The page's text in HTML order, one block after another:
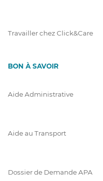
Travailler chez Click&Care
BON À SAVOIR
Aide Administrative
Aide au Transport
Dossier de Demande APA